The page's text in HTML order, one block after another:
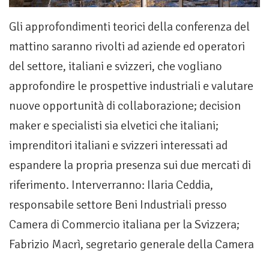
Gli approfondimenti teorici della conferenza del
mattino saranno rivolti ad aziende ed operatori
del settore, italiani e svizzeri, che vogliano
approfondire le prospettive industriali e valutare
nuove opportunità di collaborazione; decision
maker e specialisti sia elvetici che italiani;
imprenditori italiani e svizzeri interessati ad
espandere la propria presenza sui due mercati di
riferimento. Interverranno: Ilaria Ceddia,
responsabile settore Beni Industriali presso
Camera di Commercio italiana per la Svizzera;
Fabrizio Macrì, segretario generale della Camera